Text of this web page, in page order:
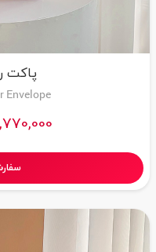
پاکت
Envelope